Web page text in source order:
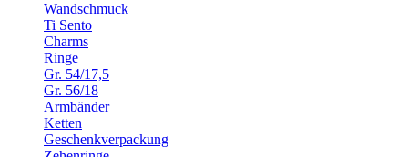
Wandschmuck
Ti Sento
Charms
Ringe
Gr. 54/17,5
Gr. 56/18
Armbänder
Ketten
Geschenkverpackung